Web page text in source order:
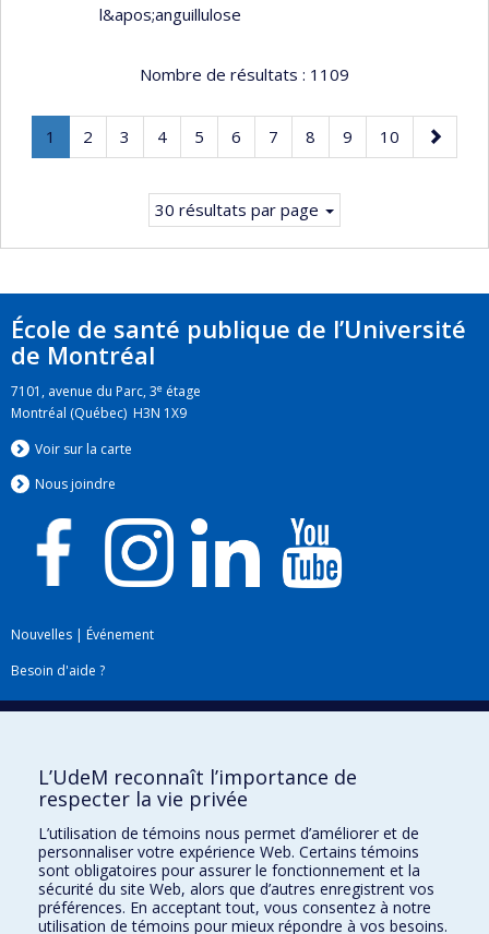
l&apos;anguillulose
Nombre de résultats : 1109
Page
1
Page
Page
2 Page
3 Page
4 Page
5 Page
6 Page
7 Page
8 Page
9 Page
10
Page
suivante
30 résultats par page
École de santé publique de l’Université
de Montréal
7101, avenue du Parc, 3e étage
Montréal (Québec) H3N 1X9
Voir sur la carte
Nous joindre
Nouvelles | Événement
Besoin d'aide ?
Plan du site|Accessibilité
Téléchargez les logos de l'ESPUM
L’UdeM reconnaît l’importance de
respecter la vie privée
L’utilisation de témoins nous permet d’améliorer et de
personnaliser votre expérience Web. Certains témoins
sont obligatoires pour assurer le fonctionnement et la
sécurité du site Web, alors que d’autres enregistrent vos
préférences. En acceptant tout, vous consentez à notre
utilisation de témoins pour mieux répondre à vos besoins.